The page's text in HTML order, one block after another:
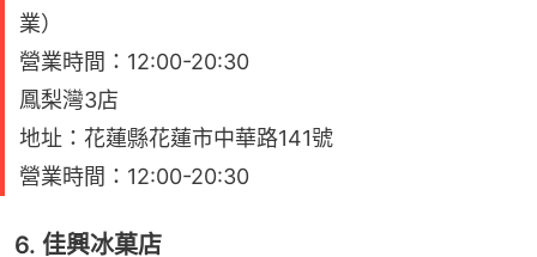
業）
營業時間：12:00-20:30
鳳梨灣3店
地址：花蓮縣花蓮市中華路141號
營業時間：12:00-20:30
6. 佳興冰菓店